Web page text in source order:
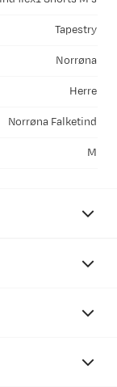
Tapestry
Norrøna
Herre
Norrøna Falketind
M